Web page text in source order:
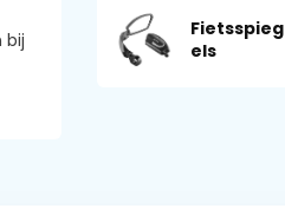
bij
Fietsspieg
els